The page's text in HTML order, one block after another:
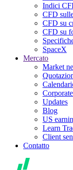
Indici
CFD
CFD su
CFD su
SpaceX
Mercato
Market
Updates
Blog
US
Learn
Client
Contatto